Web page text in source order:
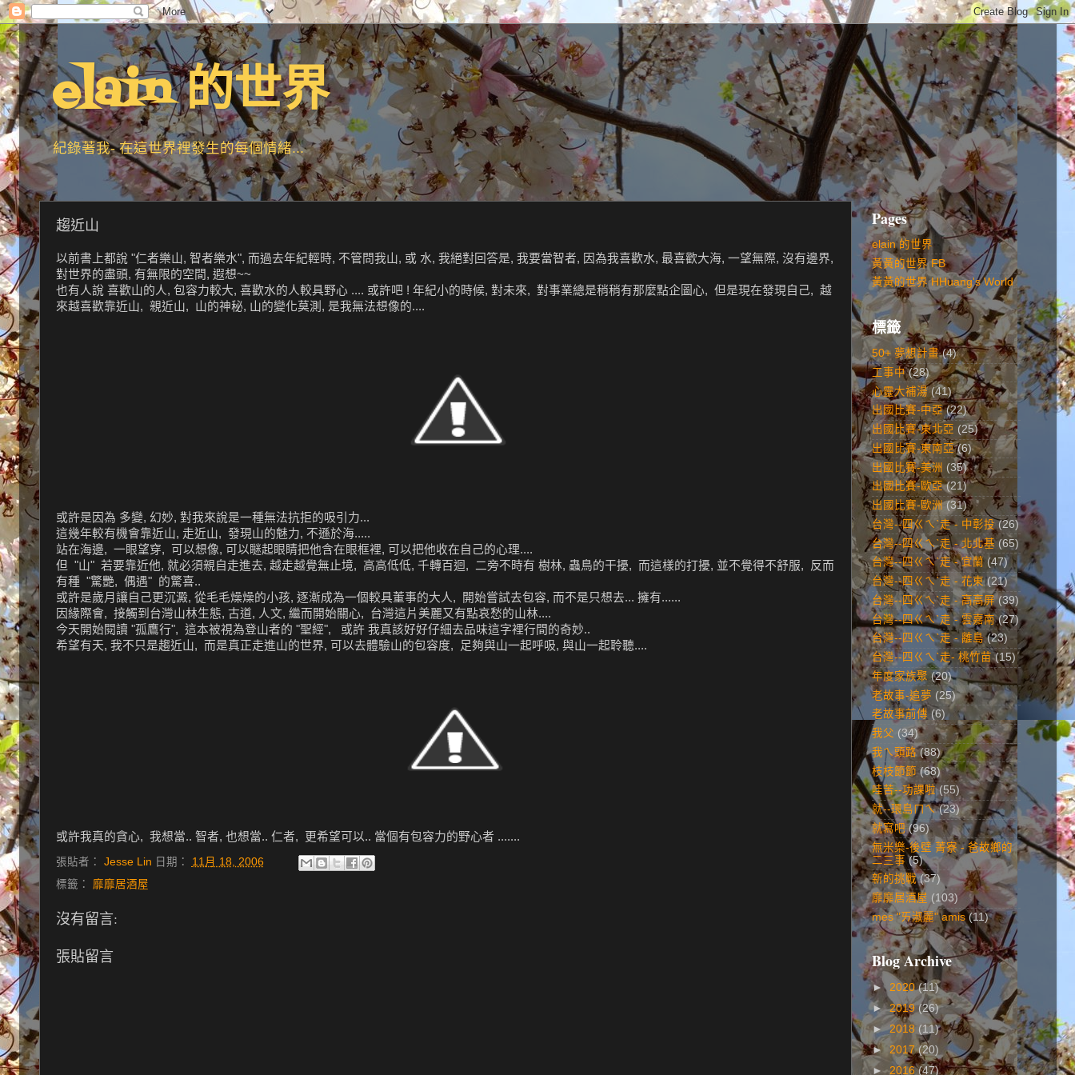
elain 的世界
紀錄著我- 在這世界裡發生的每個情緒...
趨近山
以前書上都說 "仁者樂山, 智者樂水", 而過去年紀輕時, 不管問我山, 或 水, 我絕對回答是, 我要當智者, 因為我喜歡水, 最喜歡大海, 一望無際, 沒有邊界,
對世界的盡頭, 有無限的空間, 遐想~~
也有人說 喜歡山的人, 包容力較大, 喜歡水的人較具野心 .... 或許吧 ! 年紀小的時候, 對未來, 對事業總是稍稍有那麼點企圖心, 但是現在發現自己, 越
來越喜歡靠近山, 親近山, 山的神秘, 山的變化莫測, 是我無法想像的....
或許是因為 多變, 幻妙, 對我來說是一種無法抗拒的吸引力...
這幾年較有機會靠近山, 走近山, 發現山的魅力, 不遜於海.....
站在海邊, 一眼望穿, 可以想像, 可以瞇起眼睛把他含在眼框裡, 可以把他收在自己的心理....
但 "山" 若要靠近他, 就必須親自走進去, 越走越覺無止境, 高高低低, 千轉百迴, 二旁不時有 樹林, 蟲鳥的干擾, 而這樣的打擾, 並不覺得不舒服, 反而
有種 "驚艷, 偶遇" 的驚喜..
或許是歲月讓自己更沉澱, 從毛毛燥燥的小孩, 逐漸成為一個較具董事的大人, 開始嘗試去包容, 而不是只想去... 擁有......
因緣際會, 接觸到台灣山林生態, 古道, 人文, 繼而開始關心, 台灣這片美麗又有點哀愁的山林....
今天開始閱讀 "孤鷹行", 這本被視為登山者的 "聖經", 或許 我真該好好仔細去品味這字裡行間的奇妙..
希望有天, 我不只是趨近山, 而是真正走進山的世界, 可以去體驗山的包容度, 足夠與山一起呼吸, 與山一起聆聽....
或許我真的貪心, 我想當.. 智者, 也想當.. 仁者, 更希望可以.. 當個有包容力的野心者 .......
張貼者： Jesse Lin 日期： 11月 18, 2006
標籤： 靡靡居酒屋
沒有留言:
張貼留言
Pages
elain 的世界
黃黃的世界 FB
黃黃的世界 HHuang's World
標籤
50+ 夢想計畫 (4)
工事中 (28)
心靈大補湯 (41)
出國比賽-中亞 (22)
出國比賽-東北亞 (25)
出國比賽-東南亞 (6)
出國比賽-美洲 (35)
出國比賽-歐亞 (21)
出國比賽-歐洲 (31)
台灣--四ㄍㄟˋ走 - 中彰投 (26)
台灣--四ㄍㄟˋ走 - 北北基 (65)
台灣--四ㄍㄟˋ走 - 宜蘭 (47)
台灣--四ㄍㄟˋ走 - 花東 (21)
台灣--四ㄍㄟˋ走 - 高高屏 (39)
台灣--四ㄍㄟˋ走 - 雲嘉南 (27)
台灣--四ㄍㄟˋ走 - 離島 (23)
台灣--四ㄍㄟˋ走- 桃竹苗 (15)
年度家族聚 (20)
老故事-追夢 (25)
老故事前傳 (6)
我父 (34)
我ㄟ頭路 (88)
枝枝節節 (68)
哇苦--功課啦 (55)
就--環島ㄇㄟ (23)
就寫吧 (96)
無米樂-後壁 菁寮 - 爸故鄉的
二三事 (5)
新的挑戰 (37)
靡靡居酒屋 (103)
mes "ㄞ淑麗" amis (11)
Blog Archive
► 2020(11)
►2019(26)
►2018 (11)
►2017(20)
►2016(47)